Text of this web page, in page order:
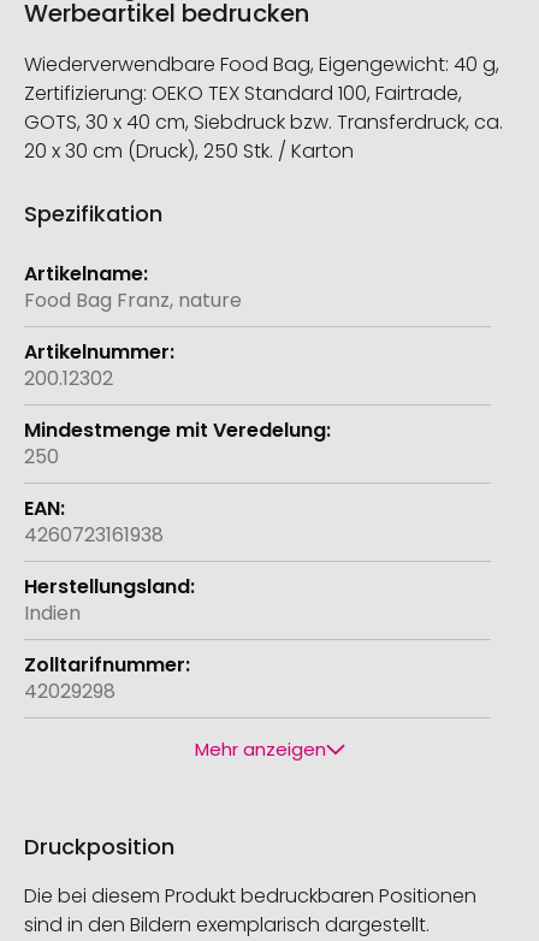
Werbeartikel bedrucken
Wiederverwendbare Food Bag, Eigengewicht: 40 g,
Zertifizierung: OEKO TEX Standard 100, Fairtrade,
GOTS, 30 x 40 cm, Siebdruck bzw. Transferdruck, ca.
20 x 30 cm (Druck), 250 Stk. / Karton
Spezifikation
Weitere
Informationen
Food Bag Franz, nature
200.12302
250
4260723161938
Indien
42029298
Mehr anzeigen
Druckposition
Die bei diesem Produkt bedruckbaren Positionen
sind in den Bildern exemplarisch dargestellt.